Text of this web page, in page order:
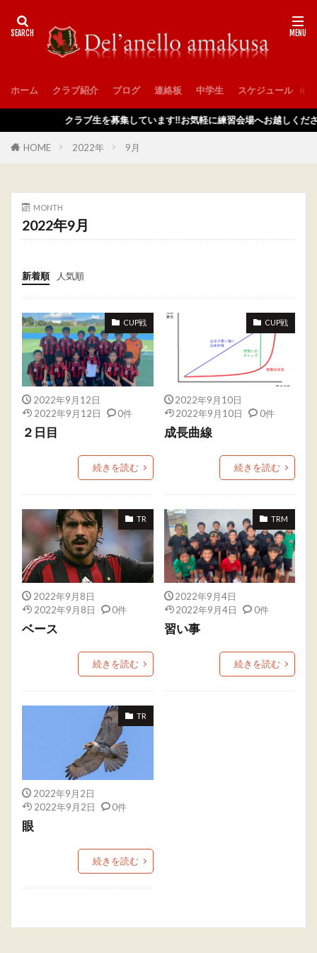
ホーム クラブ紹介 ブログ 連絡板 中学生 スケジュール
クラブ生を募集しています‼️お気軽に練習会場へお越しくださ
HOME 2022年 9月
MONTH
2022年9月
新着順 人気順
CUP戦
2022年9月12日
2022年9月12日
0件
２日目
続きを読む
CUP戦
2022年9月10日
2022年9月10日
0件
成長曲線
続きを読む
TR
2022年9月8日
2022年9月8日
0件
ベース
続きを読む
TRM
2022年9月4日
2022年9月4日
0件
習い事
続きを読む
TR
2022年9月2日
2022年9月2日
0件
眼
続きを読む